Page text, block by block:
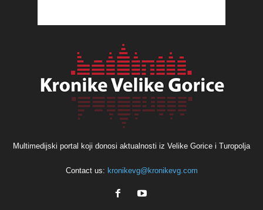
Multimedijski portal koji donosi aktualnosti iz Velike Gorice i Turopolja
Contact us: kronikevg@kronikevg.com